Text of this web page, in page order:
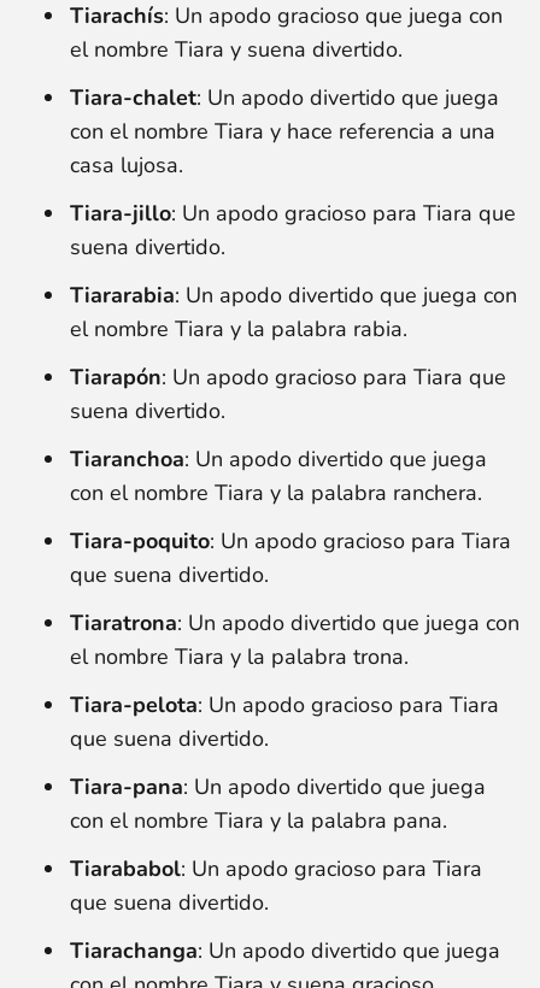
Tiarachís: Un apodo gracioso que juega con
el nombre Tiara y suena divertido.
Tiara-chalet: Un apodo divertido que juega
con el nombre Tiara y hace referencia a una
casa lujosa.
Tiara-jillo: Un apodo gracioso para Tiara que
suena divertido.
Tiararabia: Un apodo divertido que juega con
el nombre Tiara y la palabra rabia.
Tiarapón: Un apodo gracioso para Tiara que
suena divertido.
Tiaranchoa: Un apodo divertido que juega
con el nombre Tiara y la palabra ranchera.
Tiara-poquito: Un apodo gracioso para Tiara
que suena divertido.
Tiaratrona: Un apodo divertido que juega con
el nombre Tiara y la palabra trona.
Tiara-pelota: Un apodo gracioso para Tiara
que suena divertido.
Tiara-pana: Un apodo divertido que juega
con el nombre Tiara y la palabra pana.
Tiarababol: Un apodo gracioso para Tiara
que suena divertido.
Tiarachanga: Un apodo divertido que juega